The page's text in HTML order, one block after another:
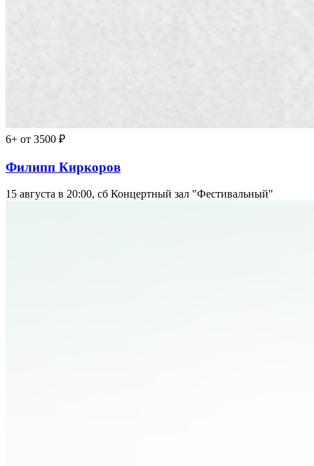
6+ от 3500 ₽
Филипп Киркоров
15 августа в 20:00, сб Концертный зал "Фестивальный"